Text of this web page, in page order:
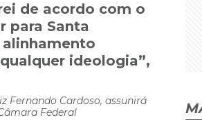
de acordo com o
para Santa
alinhamento
ideologia”,
Fernando Cardoso, assunirá
Federal